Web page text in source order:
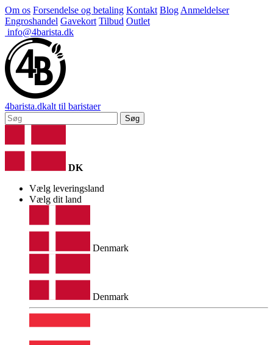
Om os Forsendelse og betaling Kontakt Blog Anmeldelser
Engroshandel Gavekort Tilbud Outlet
info@4barista.dk
4barista.dkalt til baristaer
Søg
DK
Vælg leveringsland
Vælg dit land
Denmark
Denmark